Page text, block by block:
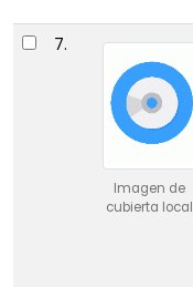
7.
Imagen de
cubierta local